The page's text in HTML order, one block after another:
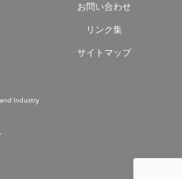
お問い合わせ
リンク集
サイトマップ